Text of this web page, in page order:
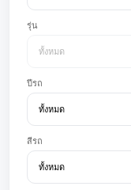
รุ่น
ปีรถ
สีรถ